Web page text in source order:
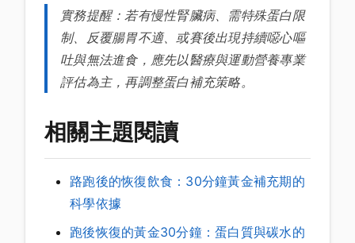
實務提醒：若有慢性腎臟病、需特殊蛋白限
制、反覆腸胃不適、或賽後出現持續噁心嘔
吐與無法進食，應先以醫療與運動營養專業
評估為主，再調整蛋白補充策略。
相關主題閱讀
路跑後的恢復飲食：30分鐘黃金補充期的
科學依據
跑後恢復的黃金30分鐘：蛋白質與碳水的